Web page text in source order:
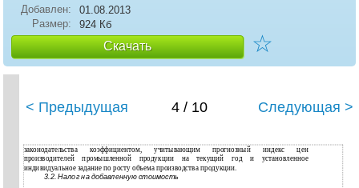
Добавлен:
01.08.2013
Размер:
924 Кб
Скачать ☆
< Предыдущая 4 / 10 Следующая >
законодательства коэффициентом, учитывающим прогнозный индекс цен
производителей промышленной продукции на текущий год и установленное
индивидуальное задание по росту объема производства продукции.
3.2. Налог на добавленную стоимость